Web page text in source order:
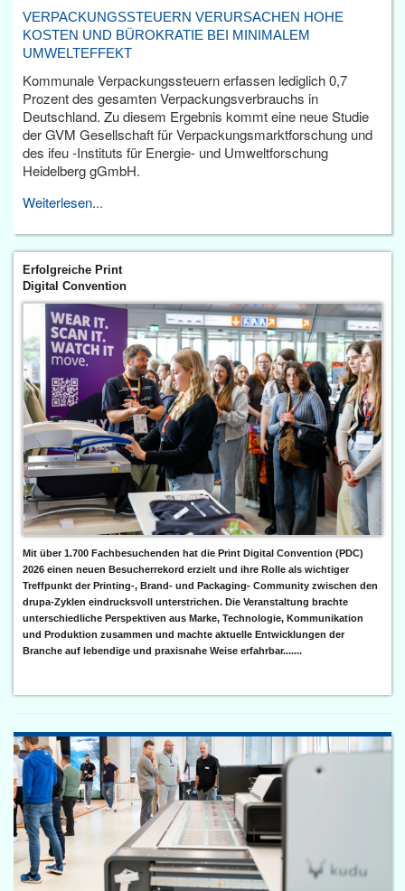
VERPACKUNGSSTEUERN VERURSACHEN HOHE
KOSTEN UND BÜROKRATIE BEI MINIMALEM
UMWELTEFFEKT
Kommunale Verpackungssteuern erfassen lediglich 0,7
Prozent des gesamten Verpackungsverbrauchs in
Deutschland. Zu diesem Ergebnis kommt eine neue Studie
der GVM Gesellschaft für Verpackungsmarktforschung und
des ifeu -Instituts für Energie- und Umweltforschung
Heidelberg gGmbH.
Weiterlesen...
Erfolgreiche Print
Digital Convention
Mit über 1.700 Fachbesuchenden hat die Print Digital Convention (PDC)
2026 einen neuen Besucherrekord erzielt und ihre Rolle als wichtiger
Treffpunkt der Printing-, Brand- und Packaging- Community zwischen den
drupa-Zyklen eindrucksvoll unterstrichen. Die Veranstaltung brachte
unterschiedliche Perspektiven aus Marke, Technologie, Kommunikation
und Produktion zusammen und machte aktuelle Entwicklungen der
Branche auf lebendige und praxisnahe Weise erfahrbar.......